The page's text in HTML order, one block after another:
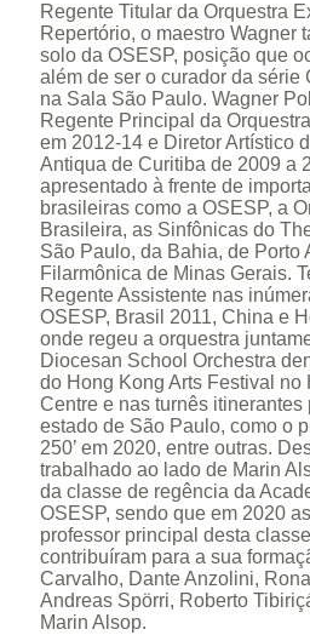
Regente Titular da Orquestra
Repertório, o maestro Wagner
solo da OSESP, posição que
além de ser o curador da série
na Sala São Paulo. Wagner
Regente Principal da
em 2012-14 e Diretor Artístico
Antiqua de Curitiba de 2009 a
apresentado à frente de
brasileiras como a OSESP, a
Brasileira, as Sinfônicas do
São Paulo, da Bahia, de Porto
Filarmônica de Minas Gerais.
Regente Assistente nas
OSESP, Brasil 2011, China e
onde regeu a orquestra
Diocesan School Orchestra
do Hong Kong Arts Festival no
Centre e nas turnês itinerantes
estado de São Paulo, como o
250’ em 2020, entre outras.
trabalhado ao lado de Marin
da classe de regência da
OSESP, sendo que em 2020
professor principal desta
contribuíram para a sua
Carvalho, Dante Anzolini,
Andreas Spörri, Roberto
Marin Alsop.